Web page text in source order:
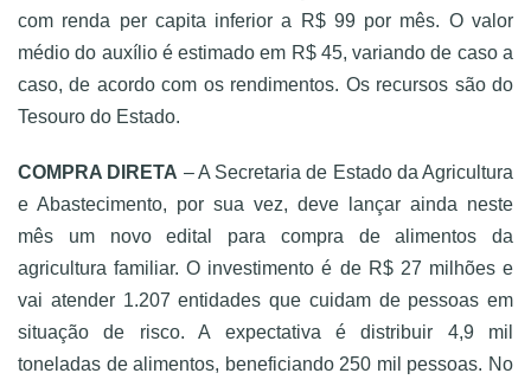
com renda per capita inferior a R$ 99 por mês. O valor
médio do auxílio é estimado em R$ 45, variando de caso a
caso, de acordo com os rendimentos. Os recursos são do
Tesouro do Estado.
COMPRA DIRETA – A Secretaria de Estado da Agricultura
e Abastecimento, por sua vez, deve lançar ainda neste
mês um novo edital para compra de alimentos da
agricultura familiar. O investimento é de R$ 27 milhões e
vai atender 1.207 entidades que cuidam de pessoas em
situação de risco. A expectativa é distribuir 4,9 mil
toneladas de alimentos, beneficiando 250 mil pessoas. No